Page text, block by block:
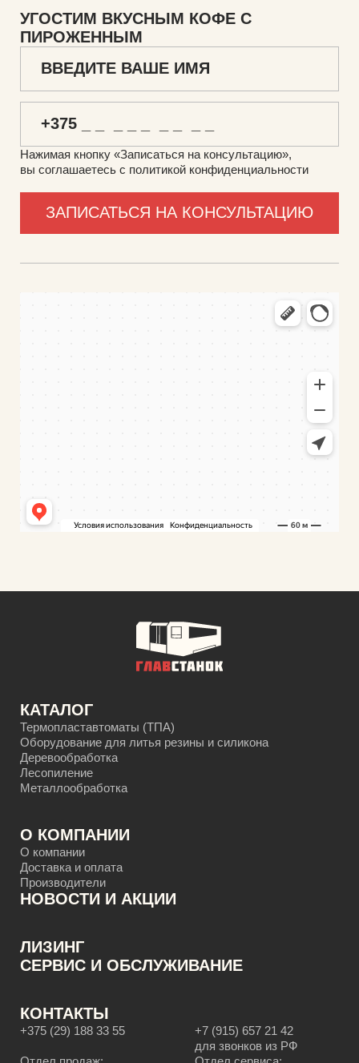
УГОСТИМ ВКУСНЫМ КОФЕ С
ПИРОЖЕННЫМ
Нажимая кнопку «Записаться на консультацию»,
вы соглашаетесь с политикой конфиденциальности
КАТАЛОГ
Термопластавтоматы (ТПА)
Оборудование для литья резины и силикона
Деревообработка
Лесопиление
Металлообработка
О КОМПАНИИ
О компании
Доставка и оплата
Производители
НОВОСТИ И АКЦИИ
ЛИЗИНГ
CЕРВИС И ОБСЛУЖИВАНИЕ
КОНТАКТЫ
+375 (29) 188 33 55
+7 (915) 657 21 42
для звонков из РФ